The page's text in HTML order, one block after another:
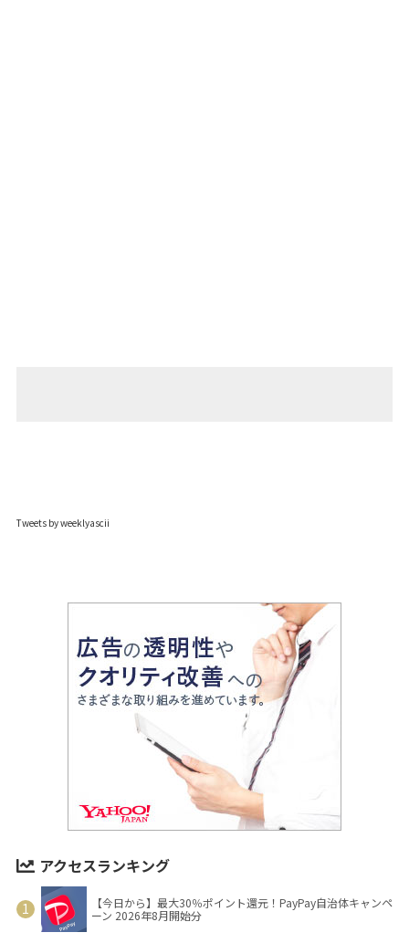
Tweets by weeklyascii
アクセスランキング
【今日から】最大30％ポイント還元！PayPay自治体キャンペ
ーン 2026年8月開始分